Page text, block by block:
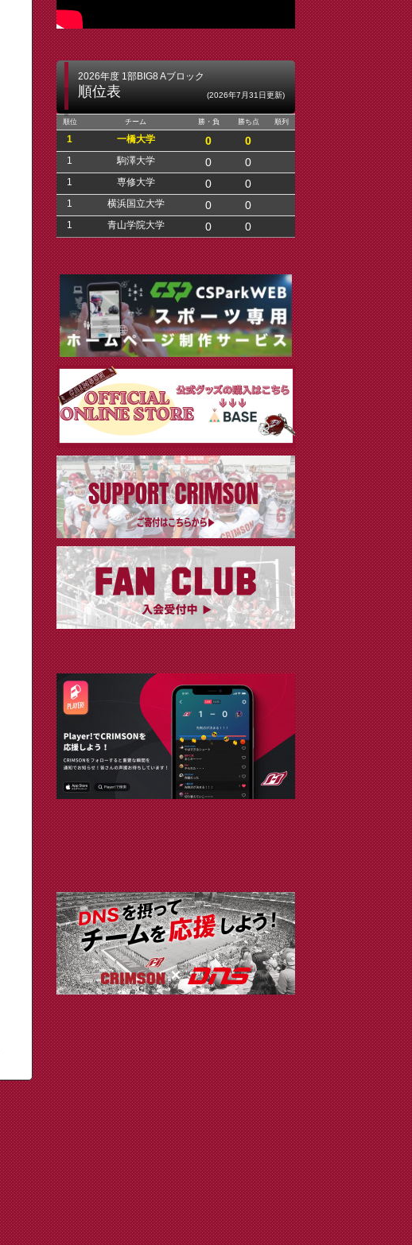
2026年度 1部BIG8 Aブロック
順位表 (2026年7月31日更新)
順位 チーム 勝・負 勝ち点 順列
1 一橋大学 0 0
1 駒澤大学 0 0
1 専修大学 0 0
1 横浜国立大学 0 0
1 青山学院大学 0 0